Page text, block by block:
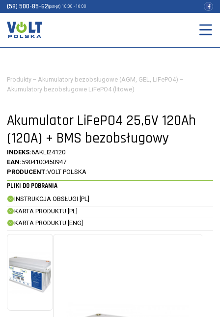
(58) 500-85-62(pon-pt) 10:00 - 16:00
Produkty – Akumulatory bezobsługowe (AGM, GEL, LiFePO4) –
Akumulatory bezobsługowe LiFePO4 (litowe)
Akumulator LiFePO4 25,6V 120Ah
(120A) + BMS bezobsługowy
INDEKS:6AKLI24120
EAN:5904100450947
PRODUCENT:VOLT POLSKA
PLIKI DO POBRANIA
INSTRUKCJA OBSŁUGI [PL]
KARTA PRODUKTU [PL]
KARTA PRODUKTU [ENG]